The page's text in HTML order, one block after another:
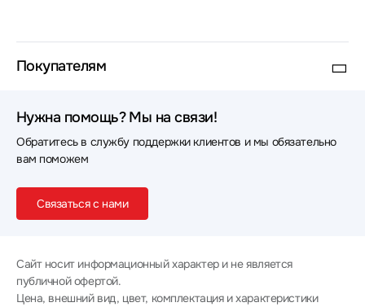
Покупателям
Нужна помощь? Мы на связи!
Обратитесь в службу поддержки клиентов и мы обязательно
вам поможем
Связаться с нами
Сайт носит информационный характер и не является
публичной офертой.
Цена, внешний вид, цвет, комплектация и характеристики